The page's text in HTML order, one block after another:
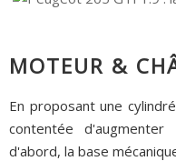
MOTEUR &
En proposant une
contentée
d'abord, la base